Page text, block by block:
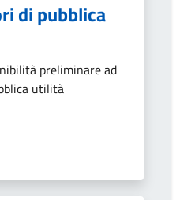
di pubblica
preliminare ad
utilità